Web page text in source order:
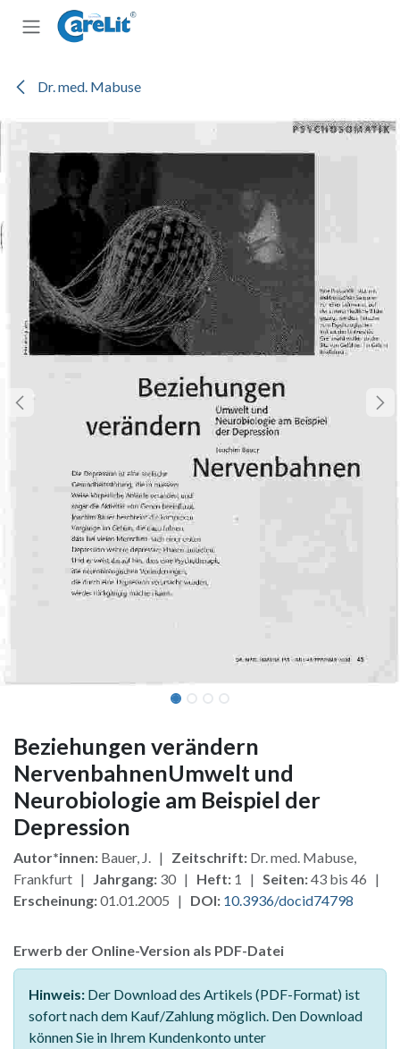
Zum Inhalt springen
Dr. med. Mabuse
Beziehungen verändern
NervenbahnenUmwelt und
Neurobiologie am Beispiel der
Depression
Autor*innen: Bauer, J. | Zeitschrift: Dr. med. Mabuse,
Frankfurt | Jahrgang: 30 | Heft: 1 | Seiten:43 bis 46 |
Erscheinung:01.01.2005 | DOI: 10.3936/docid74798
Erwerb der Online-Version als PDF-Datei
Hinweis: Der Download des Artikels (PDF-Format) ist
sofort nach dem Kauf/Zahlung möglich. Den Download
können Sie in Ihrem Kundenkonto unter